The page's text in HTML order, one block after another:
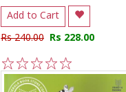
Add to Cart
Rs 240.00 Rs 228.00
5
4
3
2
1